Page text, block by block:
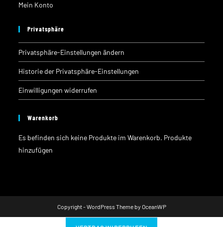
Mein Konto
Privatsphäre
Privatsphäre-Einstellungen ändern
Historie der Privatsphäre-Einstellungen
Einwilligungen widerrufen
Warenkorb
Es befinden sich keine Produkte im Warenkorb. Produkte
hinzufügen
Copyright - WordPress Theme by OceanWP